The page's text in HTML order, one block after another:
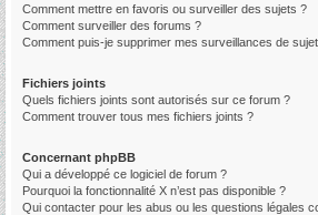
Comment mettre en favoris ou surveiller des sujets ?
Comment surveiller des forums ?
Comment puis-je supprimer mes surveillances de
Fichiers joints
Quels fichiers joints sont autorisés sur ce forum ?
Comment trouver tous mes fichiers joints ?
Concernant phpBB
Qui a développé ce logiciel de forum ?
Pourquoi la fonctionnalité X n’est pas disponible ?
Qui contacter pour les abus ou les questions légales